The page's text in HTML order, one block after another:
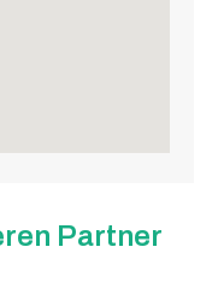
Partner